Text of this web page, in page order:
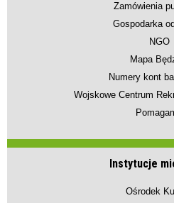
Zamówienia
Gospodarka
NGO
Mapa
Numery kont
Wojskowe Centrum
Instytucje
Ośrodek